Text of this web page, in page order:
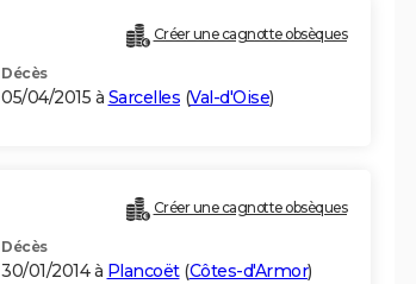
Créer une cagnotte obsèques
Décès
05/04/2015 à Sarcelles (Val-d'Oise)
Créer une cagnotte obsèques
Décès
30/01/2014 à Plancoët(Côtes-d'Armor)